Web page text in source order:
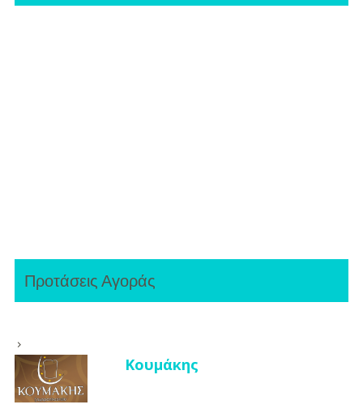
Προτάσεις Αγοράς
Κουμάκης